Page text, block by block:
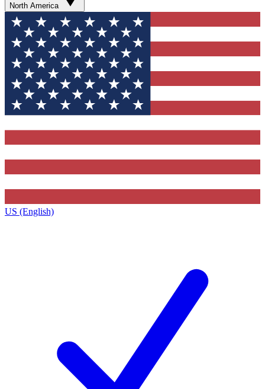
North America
US (English)